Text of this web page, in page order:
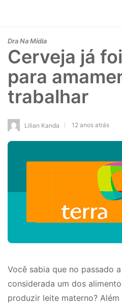
Dra Na Mídia
Cerveja já
para
trabalhar
Lilian Kanda 12 anos atrás
Você sabia que no passado
considerada um dos
produzir leite materno?